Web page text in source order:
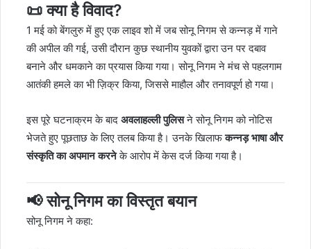
📜 क्या है विवाद?
1 मई को बेंगलुरु में हुए एक लाइव शो में जब सोनू निगम से कन्नड़ में गाने
की अपील की गई, उसी दौरान कुछ स्थानीय युवकों द्वारा उन पर दबाव
बनाने और धमकाने का प्रयास किया गया। सोनू निगम ने मंच से पहलगाम
आतंकी हमले का भी ज़िक्र किया, जिससे माहौल और तनावपूर्ण हो गया।
इस पूरे घटनाक्रम के बाद अवलाहल्ली पुलिसने सोनू निगम को नोटिस
भेजते हुए पूछताछ के लिए तलब किया है। उनके खिलाफकन्नड़ भाषा और
संस्कृति का अपमान करनेके आरोप में केस दर्ज किया गया है।
📢 सोनू निगम का विस्तृत बयान
सोनू निगम ने कहा: